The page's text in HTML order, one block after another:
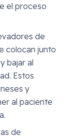
el proceso
de
colocan junto
bajar al
Estos
y
al paciente
de